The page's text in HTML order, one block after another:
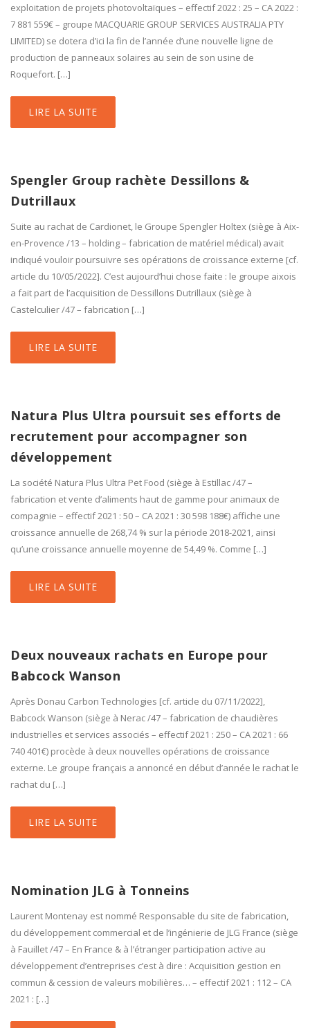
exploitation de projets photovoltaïques – effectif 2022 : 25 – CA 2022 :
7 881 559€ – groupe MACQUARIE GROUP SERVICES AUSTRALIA PTY
LIMITED) se dotera d’ici la fin de l’année d’une nouvelle ligne de
production de panneaux solaires au sein de son usine de
Roquefort. […]
LIRE LA SUITE
Spengler Group rachète Dessillons &
Dutrillaux
Suite au rachat de Cardionet, le Groupe Spengler Holtex (siège à Aix-
en-Provence /13 – holding – fabrication de matériel médical) avait
indiqué vouloir poursuivre ses opérations de croissance externe [cf.
article du 10/05/2022]. C’est aujourd’hui chose faite : le groupe aixois
a fait part de l’acquisition de Dessillons Dutrillaux (siège à
Castelculier /47 – fabrication […]
LIRE LA SUITE
Natura Plus Ultra poursuit ses efforts de
recrutement pour accompagner son
développement
La société Natura Plus Ultra Pet Food (siège à Estillac /47 –
fabrication et vente d’aliments haut de gamme pour animaux de
compagnie – effectif 2021 : 50 – CA 2021 : 30 598 188€) affiche une
croissance annuelle de 268,74 % sur la période 2018-2021, ainsi
qu’une croissance annuelle moyenne de 54,49 %. Comme […]
LIRE LA SUITE
Deux nouveaux rachats en Europe pour
Babcock Wanson
Après Donau Carbon Technologies [cf. article du 07/11/2022],
Babcock Wanson (siège à Nerac /47 – fabrication de chaudières
industrielles et services associés – effectif 2021 : 250 – CA 2021 : 66
740 401€) procède à deux nouvelles opérations de croissance
externe. Le groupe français a annoncé en début d’année le rachat le
rachat du […]
LIRE LA SUITE
Nomination JLG à Tonneins
Laurent Montenay est nommé Responsable du site de fabrication,
du développement commercial et de l’ingénierie de JLG France (siège
à Fauillet /47 – En France & à l’étranger participation active au
développement d’entreprises c’est à dire : Acquisition gestion en
commun & cession de valeurs mobilières… – effectif 2021 : 112 – CA
2021 : […]